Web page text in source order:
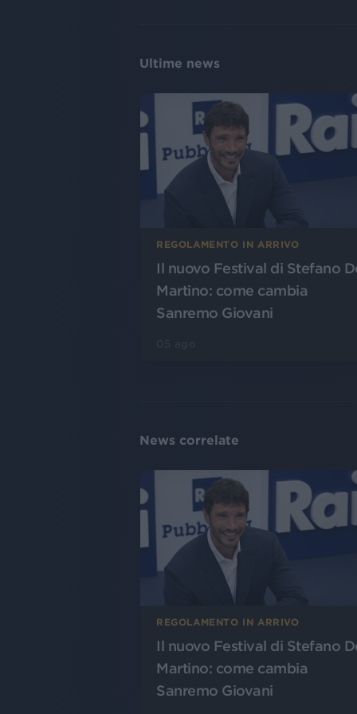
Ultime news
REGOLAMENTO IN ARRIVO
Il nuovo Festival di Stefano
Martino: come cambia
Sanremo Giovani
News correlate
REGOLAMENTO IN ARRIVO
Il nuovo Festival di Stefano
Martino: come cambia
Sanremo Giovani